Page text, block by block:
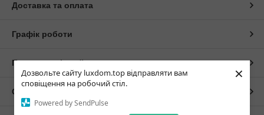
Дозвольте сайту luxdom.top відправляти вам
сповіщення на робочий стіл.
Powered by SendPulse
×
Доставка та оплата
Графік роботи
Повна версія сайту
Сайт створено на маркетплейсі